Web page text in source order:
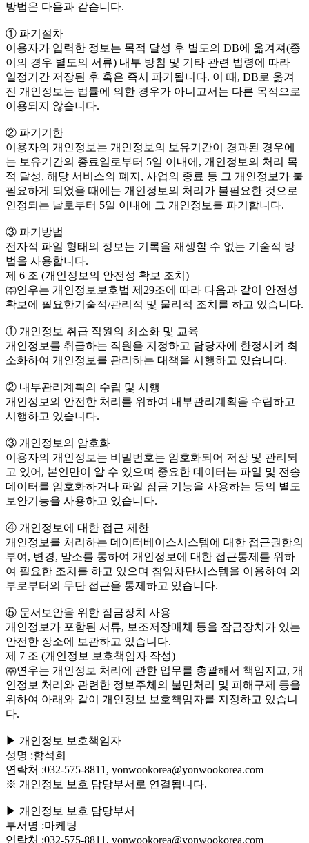
방법은 다음과 같습니다.
① 파기절차
이용자가 입력한 정보는 목적 달성 후 별도의 DB에 옮겨져(종
이의 경우 별도의 서류) 내부 방침 및 기타 관련 법령에 따라
일정기간 저장된 후 혹은 즉시 파기됩니다. 이 때, DB로 옮겨
진 개인정보는 법률에 의한 경우가 아니고서는 다른 목적으로
이용되지 않습니다.
② 파기기한
이용자의 개인정보는 개인정보의 보유기간이 경과된 경우에
는 보유기간의 종료일로부터 5일 이내에, 개인정보의 처리 목
적 달성, 해당 서비스의 폐지, 사업의 종료 등 그 개인정보가 불
필요하게 되었을 때에는 개인정보의 처리가 불필요한 것으로
인정되는 날로부터 5일 이내에 그 개인정보를 파기합니다.
③ 파기방법
전자적 파일 형태의 정보는 기록을 재생할 수 없는 기술적 방
법을 사용합니다.
제 6 조 (개인정보의 안전성 확보 조치)
㈜연우는 개인정보보호법 제29조에 따라 다음과 같이 안전성
확보에 필요한기술적/관리적 및 물리적 조치를 하고 있습니다.
① 개인정보 취급 직원의 최소화 및 교육
개인정보를 취급하는 직원을 지정하고 담당자에 한정시켜 최
소화하여 개인정보를 관리하는 대책을 시행하고 있습니다.
② 내부관리계획의 수립 및 시행
개인정보의 안전한 처리를 위하여 내부관리계획을 수립하고
시행하고 있습니다.
③ 개인정보의 암호화
이용자의 개인정보는 비밀번호는 암호화되어 저장 및 관리되
고 있어, 본인만이 알 수 있으며 중요한 데이터는 파일 및 전송
데이터를 암호화하거나 파일 잠금 기능을 사용하는 등의 별도
보안기능을 사용하고 있습니다.
④ 개인정보에 대한 접근 제한
개인정보를 처리하는 데이터베이스시스템에 대한 접근권한의
부여, 변경, 말소를 통하여 개인정보에 대한 접근통제를 위하
여 필요한 조치를 하고 있으며 침입차단시스템을 이용하여 외
부로부터의 무단 접근을 통제하고 있습니다.
⑤ 문서보안을 위한 잠금장치 사용
개인정보가 포함된 서류, 보조저장매체 등을 잠금장치가 있는
안전한 장소에 보관하고 있습니다.
제 7 조 (개인정보 보호책임자 작성)
㈜연우는 개인정보 처리에 관한 업무를 총괄해서 책임지고, 개
인정보 처리와 관련한 정보주체의 불만처리 및 피해구제 등을
위하여 아래와 같이 개인정보 보호책임자를 지정하고 있습니
다.
▶ 개인정보 보호책임자
성명 :함석희
연락처 :032-575-8811, yonwookorea@yonwookorea.com
※ 개인정보 보호 담당부서로 연결됩니다.
▶ 개인정보 보호 담당부서
부서명 :마케팅
연락처 :032-575-8811, yonwookorea@yonwookorea.com